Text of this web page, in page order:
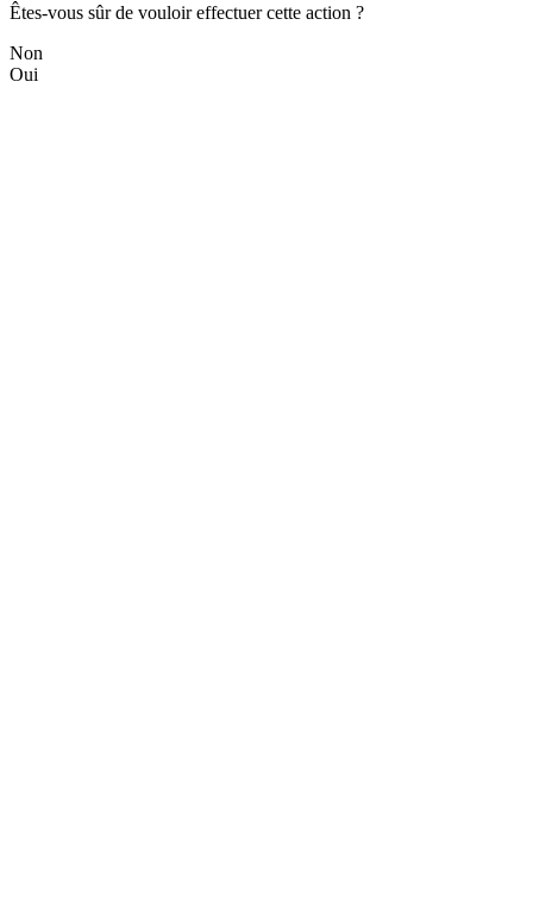
Êtes-vous sûr de vouloir effectuer cette action ?
Non
Oui